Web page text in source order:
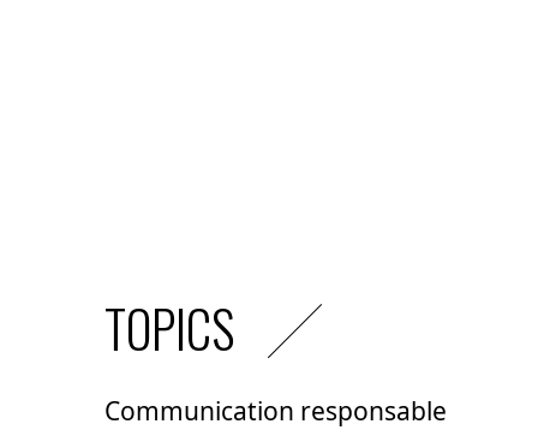
TOPICS
Communication responsable